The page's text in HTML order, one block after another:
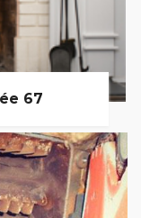
67